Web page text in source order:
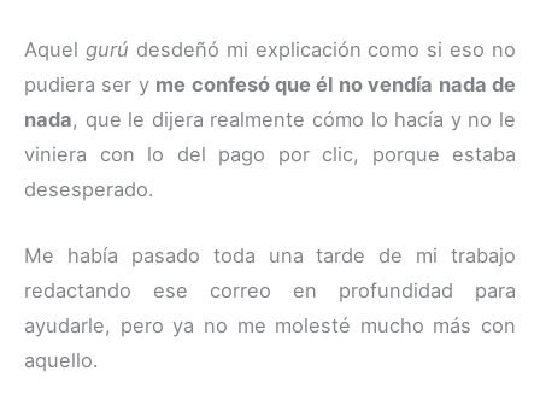
Aquel gurú desdeñó mi explicación como si eso no
pudiera ser y me confesó que él no vendía nada de
nada, que le dijera realmente cómo lo hacía y no le
viniera con lo del pago por clic, porque estaba
desesperado.
Me había pasado toda una tarde de mi trabajo
redactando ese correo en profundidad para
ayudarle, pero ya no me molesté mucho más con
aquello.